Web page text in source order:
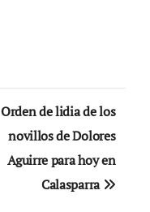
Orden de lidia de los
novillos de Dolores
Aguirre para hoy en
Calasparra